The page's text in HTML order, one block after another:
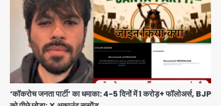
‘कॉकरोच जनता पार्टी’ का धमाका: 4-5 दिनों में 1 करोड़+ फॉलोअर्स, BJP
2
एंटी-बर्गलरी सेल की बड़ी कामयाबी, चोरी के
माल की खरीद-फरोख्त करने वाले गिरोह का
भंडाफोड़
Team JHJ
सरकारी भर्ती परीक्षाओं में नकल कराने वाले
अंतरराज्यीय गिरोह का भंडाफोड़, मास्टरमाइंड